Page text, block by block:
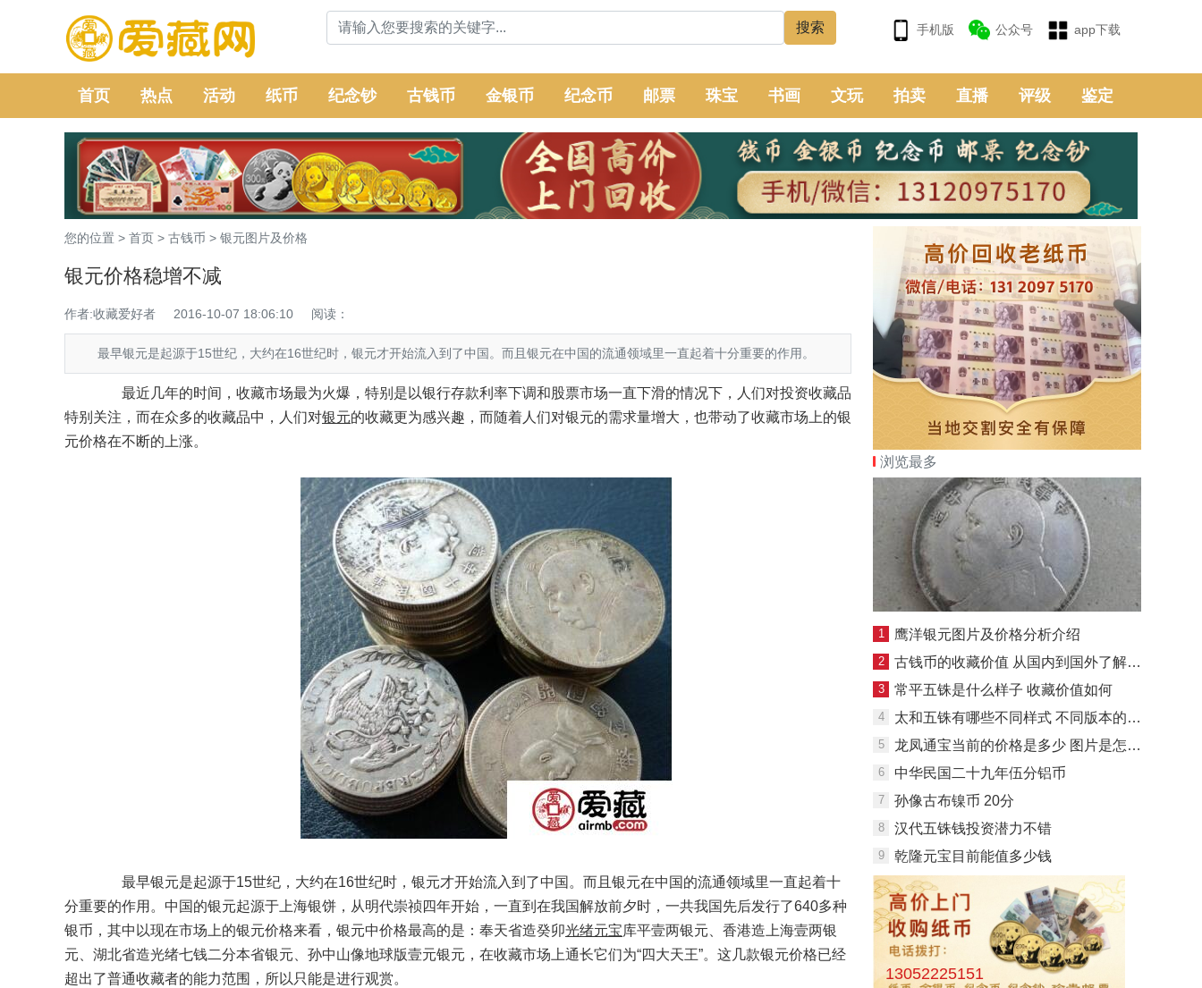
手机版 公众号 app下载
首页 热点 活动 纸币 纪念钞 古钱币 金银币 纪念币 邮票 珠宝 书画 文玩 拍卖 直播 评级 鉴定
您的位置 > 首页 > 古钱币 > 银元图片及价格
银元价格稳增不减
作者:收藏爱好者 2016-10-07 18:06:10 阅读：
最早银元是起源于15世纪，大约在16世纪时，银元才开始流入到了中国。而且银元在中国的流通领域里一直起着十分重要的作用。
最近几年的时间，收藏市场最为火爆，特别是以银行存款利率下调和股票市场一直下滑的情况下，人们对投资收藏品
特别关注，而在众多的收藏品中，人们对银元的收藏更为感兴趣，而随着人们对银元的需求量增大，也带动了收藏市场上的银
元价格在不断的上涨。
最早银元是起源于15世纪，大约在16世纪时，银元才开始流入到了中国。而且银元在中国的流通领域里一直起着十
分重要的作用。中国的银元起源于上海银饼，从明代崇祯四年开始，一直到在我国解放前夕时，一共我国先后发行了640多种
银币，其中以现在市场上的银元价格来看，银元中价格最高的是：奉天省造癸卯光绪元宝库平壹两银元、香港造上海壹两银
元、湖北省造光绪七钱二分本省银元、孙中山像地球版壹元银元，在收藏市场上通长它们为“四大天王”。这几款银元价格已经
超出了普通收藏者的能力范围，所以只能是进行观赏。
浏览最多
1 鹰洋银元图片及价格分析介绍
2 古钱币的收藏价值 从国内到国外了解收藏乐趣
3 常平五铢是什么样子 收藏价值如何
4 太和五铢有哪些不同样式 不同版本的区别
5 龙凤通宝当前的价格是多少 图片是怎样的
6 中华民国二十九年伍分铝币
7 孙像古布镍币 20分
8 汉代五铢钱投资潜力不错
9 乾隆元宝目前能值多少钱
13052225151